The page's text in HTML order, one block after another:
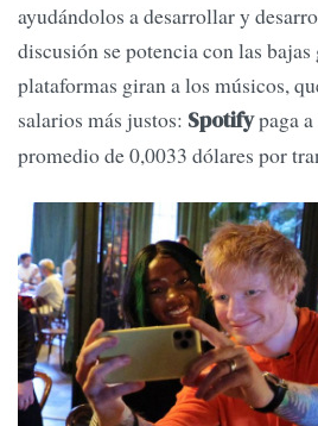
ayudándolos a desarrollar y
discusión se potencia con las bajas
plataformas giran a los músicos,
salarios más justos: Spotifypaga
promedio de 0,0033 dólares por